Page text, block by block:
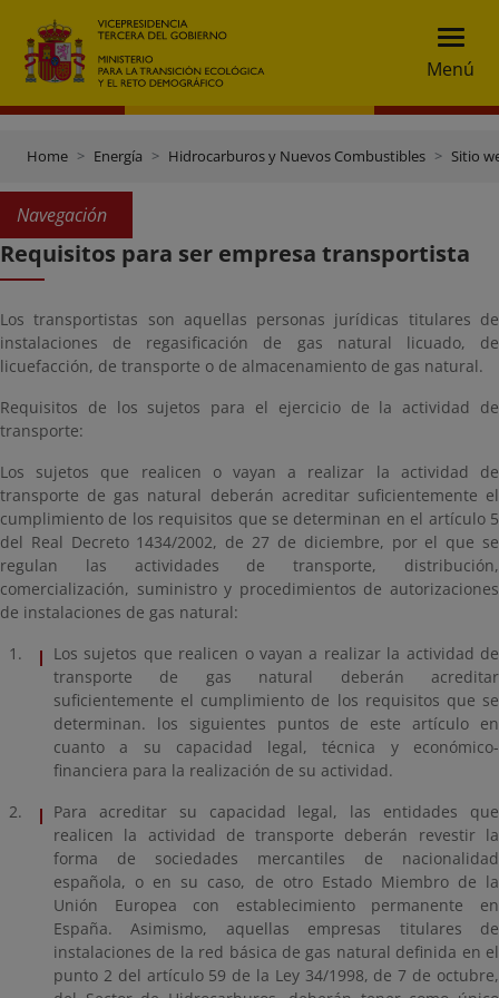
Menú
Home Energía Hidrocarburos y Nuevos Combustibles Sitio
Navegación
Requisitos para ser empresa transportista
Los transportistas son aquellas personas jurídicas titulares de
instalaciones de regasificación de gas natural licuado, de
licuefacción, de transporte o de almacenamiento de gas natural.
Requisitos de los sujetos para el ejercicio de la actividad de
transporte:
Los sujetos que realicen o vayan a realizar la actividad de
transporte de gas natural deberán acreditar suficientemente el
cumplimiento de los requisitos que se determinan en el artículo 5
del Real Decreto 1434/2002, de 27 de diciembre, por el que se
regulan las actividades de transporte, distribución,
comercialización, suministro y procedimientos de autorizaciones
de instalaciones de gas natural:
Los sujetos que realicen o vayan a realizar la actividad de
transporte de gas natural deberán acreditar
suficientemente el cumplimiento de los requisitos que se
determinan. los siguientes puntos de este artículo en
cuanto a su capacidad legal, técnica y económico-
financiera para la realización de su actividad.
Para acreditar su capacidad legal, las entidades que
realicen la actividad de transporte deberán revestir la
forma de sociedades mercantiles de nacionalidad
española, o en su caso, de otro Estado Miembro de la
Unión Europea con establecimiento permanente en
España. Asimismo, aquellas empresas titulares de
instalaciones de la red básica de gas natural definida en el
punto 2 del artículo 59 de la Ley 34/1998, de 7 de octubre,